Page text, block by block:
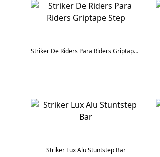
Striker De Riders Para Riders Griptape Step
Striker Lux Alu Stuntstep Bar